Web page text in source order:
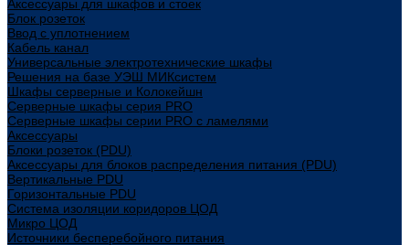
Аксессуары для шкафов и стоек
Блок розеток
Ввод с уплотнением
Кабель канал
Универсальные электротехнические шкафы
Решения на базе УЭШ МИКсистем
Шкафы серверные и Колокейшн
Серверные шкафы серия PRO
Серверные шкафы серии PRO с ламелями
Аксессуары
Блоки розеток (PDU)
Аксессуары для блоков распределения питания (PDU)
Вертикальные PDU
Горизонтальные PDU
Система изоляции коридоров ЦОД
Микро ЦОД
Источники бесперебойного питания